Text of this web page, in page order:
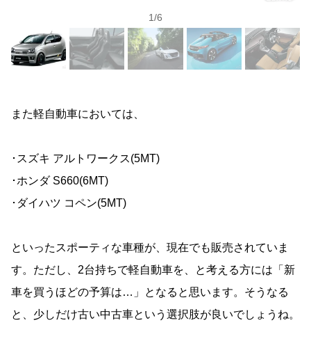
1/6
また軽自動車においては、
･スズキ アルトワークス(5MT)
･ホンダ S660(6MT)
･ダイハツ コペン(5MT)
といったスポーティな車種が、現在でも販売されていま
す。ただし、2台持ちで軽自動車を、と考える方には「新
車を買うほどの予算は…」となると思います。そうなる
と、少しだけ古い中古車という選択肢が良いでしょうね。